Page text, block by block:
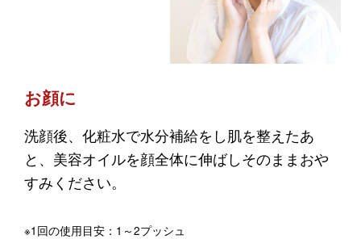
お顔に
洗顔後、化粧水で水分補給をし肌を整えたあ
と、美容オイルを顔全体に伸ばしそのままおや
すみください。
※1回の使用目安：1～2プッシュ